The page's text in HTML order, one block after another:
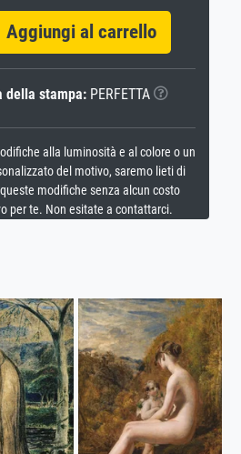
al carrello
della stampa:PERFETTA
alla luminosità e al colore o un
del motivo, saremo lieti di
modifiche senza alcun costo
per te. Non esitate a contattarci.